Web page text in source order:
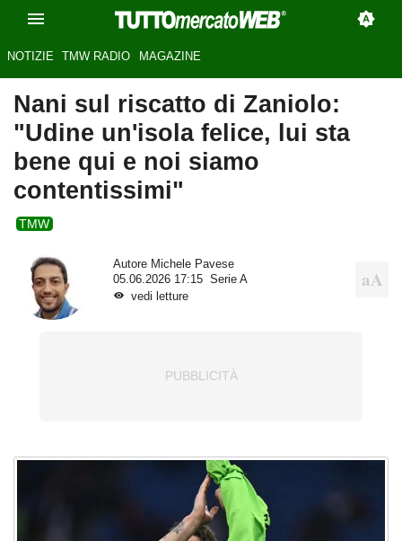
NOTIZIE TMW RADIO MAGAZINE
Nani sul riscatto di Zaniolo:
"Udine un'isola felice, lui sta
bene qui e noi siamo
contentissimi"
TMW
Autore Michele Pavese
05.06.2026 17:15
Serie A
vedi letture